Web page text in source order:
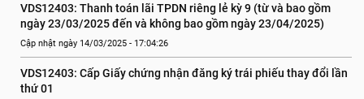
VDS12403: Thanh toán lãi TPDN riêng lẻ kỳ 9 (từ và bao gồm
ngày 23/03/2025 đến và không bao gồm ngày 23/04/2025)
Cập nhật ngày 14/03/2025 - 17:04:26
VDS12403: Cấp Giấy chứng nhận đăng ký trái phiếu thay đổi lần
thứ 01